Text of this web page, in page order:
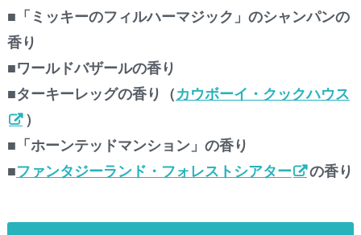
■「ミッキーのフィルハーマジック」のシャンパンの
香り
■ワールドバザールの香り
■ターキーレッグの香り（カウボーイ・クックハウス
）
■「ホーンテッドマンション」の香り
■ファンタジーランド・フォレストシアター の香り